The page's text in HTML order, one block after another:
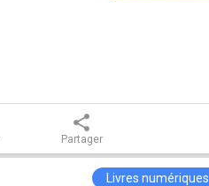
share
Partager
Livres numériques